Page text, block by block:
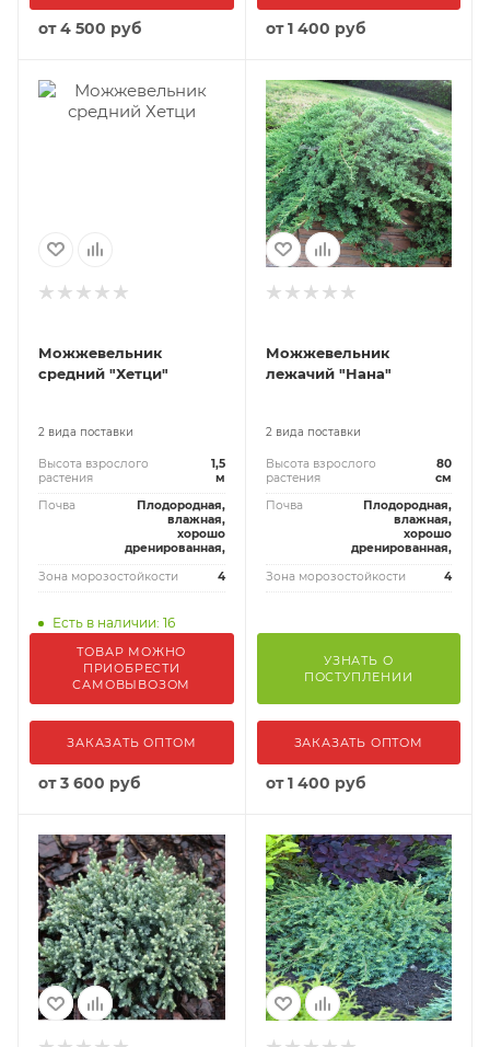
от4 500 руб от1 400 руб
Можжевельник
средний "Хетци"
2 вида поставки
Высота взрослого
растения
1,5
м
Почва
Плодородная,
влажная,
хорошо
дренированная,
Зона морозостойкости
4
Есть в наличии: 16
ТОВАР МОЖНО
ПРИОБРЕСТИ
САМОВЫВОЗОМ
ЗАКАЗАТЬ ОПТОМ
от3 600 руб
Можжевельник
лежачий "Нана"
2 вида поставки
Высота взрослого
растения
80
см
Почва
Плодородная,
влажная,
хорошо
дренированная,
Зона морозостойкости
4
УЗНАТЬ О
ПОСТУПЛЕНИИ
ЗАКАЗАТЬ ОПТОМ
от1 400 руб